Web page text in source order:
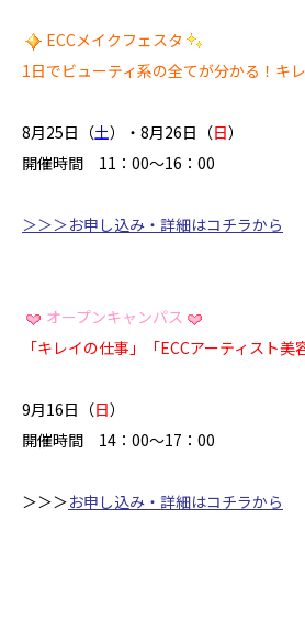
ECCメイクフェスタ
1日でビューティ系の全てが分かる！キ
8月25日（土）・8月26日（日）
開催時間 11：00～16：00
＞＞＞お申し込み・詳細はコチラから
オープンキャンパス
「キレイの仕事」「ECCアーティスト
9月16日（日）
開催時間 14：00～17：00
＞＞＞お申し込み・詳細はコチラから